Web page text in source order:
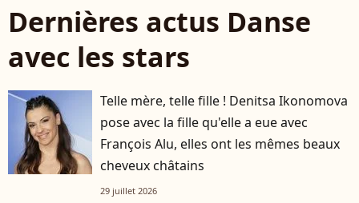
Dernières actus Danse
avec les stars
Telle mère, telle fille ! Denitsa Ikonomova
pose avec la fille qu'elle a eue avec
François Alu, elles ont les mêmes beaux
cheveux châtains
29 juillet 2026